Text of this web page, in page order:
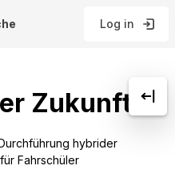
Log in
Zukunft
hybrider
Fahrschüler